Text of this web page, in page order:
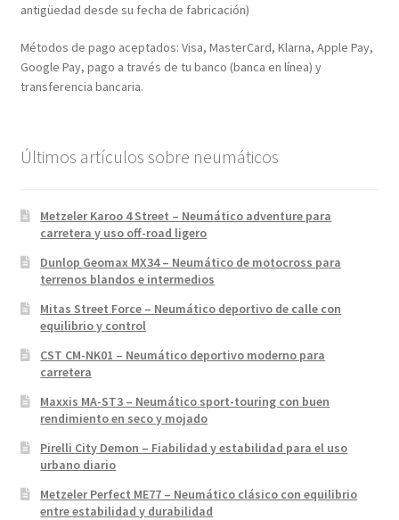
antigüedad desde su fecha de fabricación)
Métodos de pago aceptados: Visa, MasterCard, Klarna, Apple Pay,
Google Pay, pago a través de tu banco (banca en línea) y
transferencia bancaria.
Últimos artículos sobre neumáticos
Metzeler Karoo 4 Street – Neumático adventure para
carretera y uso off-road ligero
Dunlop Geomax MX34 – Neumático de motocross para
terrenos blandos e intermedios
Mitas Street Force – Neumático deportivo de calle con
equilibrio y control
CST CM-NK01 – Neumático deportivo moderno para
carretera
Maxxis MA-ST3 – Neumático sport-touring con buen
rendimiento en seco y mojado
Pirelli City Demon – Fiabilidad y estabilidad para el uso
urbano diario
Metzeler Perfect ME77 – Neumático clásico con equilibrio
entre estabilidad y durabilidad